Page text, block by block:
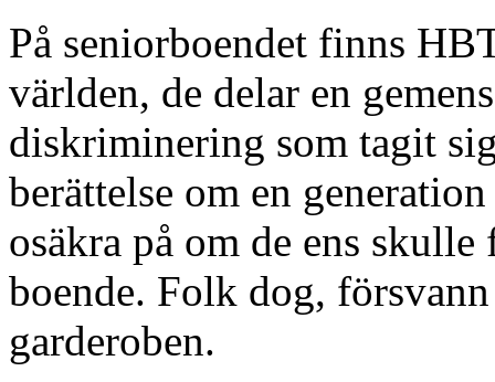
På seniorboendet finns
världen, de delar en
diskriminering som tagit
berättelse om en
osäkra på om de ens
boende. Folk dog,
garderoben.